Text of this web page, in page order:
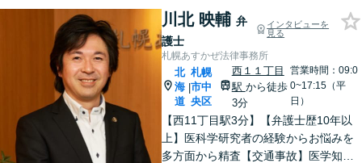
川北 映輔 弁
護士
インタビューを
見る
札幌あすかぜ法律事務所
北
海
道
|
札幌
市中
央区
西１１丁目
駅 から徒歩
3分
営業時間：09:0
0~17:15（平
日）
【西11丁目駅3分】【弁護士歴10年以
上】医科学研究者の経験からお悩みを
多方面から精査【交通事故】医学知識